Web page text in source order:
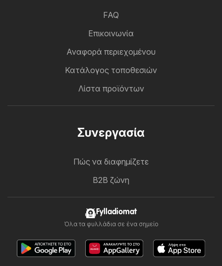
FAQ
Επικοινωνία
Αναφορά περιεχομένου
Κατάλογος τοποθεσιών
Λίστα προϊόντων
Συνεργασία
Πώς να διαφημίζετε
B2B ζώνη
Fylladiomat
Όλα τα φυλλάδια σε ένα σημείο